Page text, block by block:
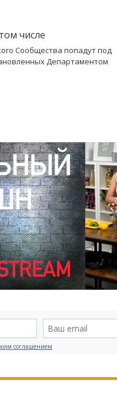
числе
Сообщества попадут под
Департаментом
соглашением